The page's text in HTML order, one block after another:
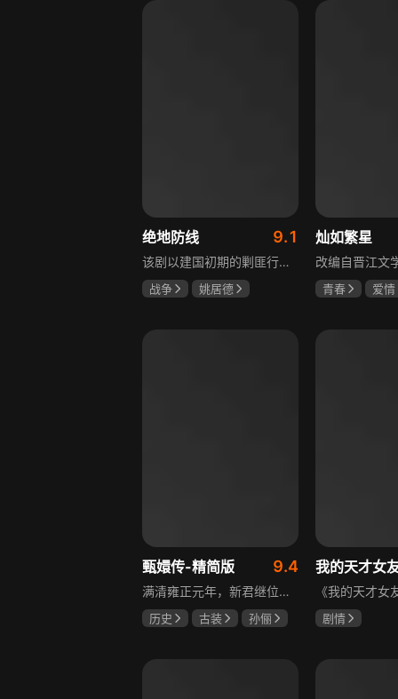
绝地防线 9.1
该剧以建国初期的剿匪行动为背景，讲述中国人民解放军西线小分队追击黑山寺国民党残部的故事。小分队在执行任务过程中，严格遵照上级指示，既要完成军事目标，又全力保护沿途百姓的生命财产安全，同时对残部人员采取劝降与救治相结合的策略。最终，小分队成功控制了区域内的疫情，救出了愿意投诚的士兵，圆满完成了剿匪解救任务，展现了解放军的优良作风与使命担当。
战争
姚居德
灿如繁星
青春
爱情
甄嬛传-精简版 9.4
满清雍正元年，新君继位后朝堂看似祥和实则暗流涌动，后宫华妃与皇后分庭抗礼，各方势力裹挟其中凶险异常，太后主持选秀拉开帷幕，大理寺少卿甄远道长女甄嬛意外得雍正赏识步入皇宫，在皇后与华妃的夹击下，甄嬛小心周旋忍辱负重，不得不用智慧保护自己，一次次卷入残酷宫闱斗争。
历史 古装
孙俪
我的天才女
剧情